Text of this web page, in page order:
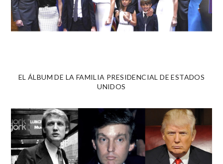
EL ÁLBUM DE LA FAMILIA PRESIDENCIAL DE ESTADOS
UNIDOS